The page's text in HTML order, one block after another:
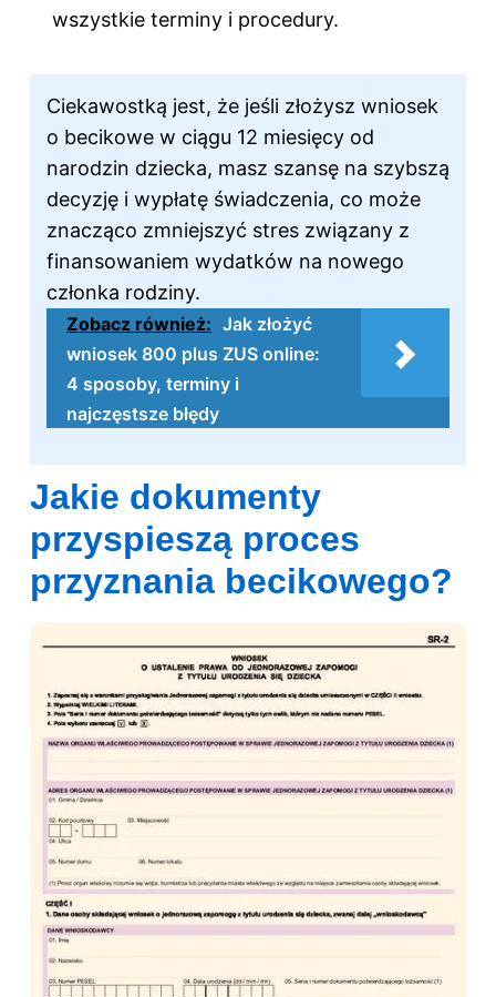
wszystkie terminy i procedury.
Ciekawostką jest, że jeśli złożysz wniosek
o becikowe w ciągu 12 miesięcy od
narodzin dziecka, masz szansę na szybszą
decyzję i wypłatę świadczenia, co może
znacząco zmniejszyć stres związany z
finansowaniem wydatków na nowego
członka rodziny.
Zobacz również: Jak złożyć
wniosek 800 plus ZUS online:
4 sposoby, terminy i
najczęstsze błędy
Jakie dokumenty
przyspieszą proces
przyznania becikowego?